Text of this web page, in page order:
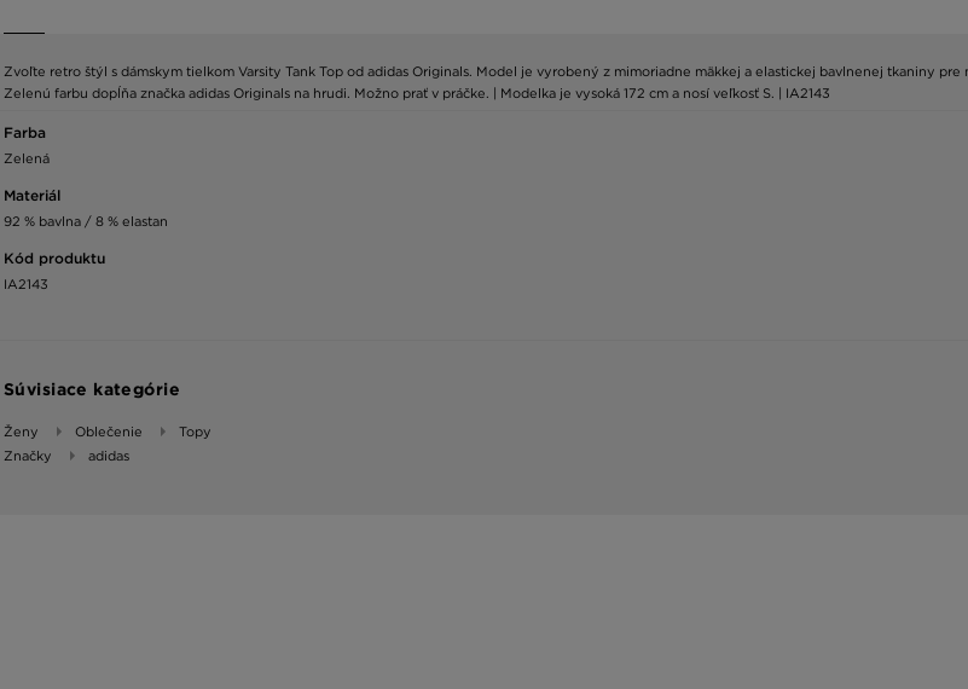
Zvoľte retro štýl s dámskym tielkom Varsity Tank Top od adidas Originals. Model je vyrobený z mimoriadne mäkkej a elastickej bavlnenej tkaniny
Zelenú farbu dopĺňa značka adidas Originals na hrudi. Možno prať v práčke. | Modelka je vysoká 172 cm a nosí veľkosť S. | IA2143
Farba
Zelená
Materiál
92 % bavlna / 8 % elastan
Kód produktu
IA2143
Súvisiace kategórie
Ženy Oblečenie
Topy
Značky
adidas